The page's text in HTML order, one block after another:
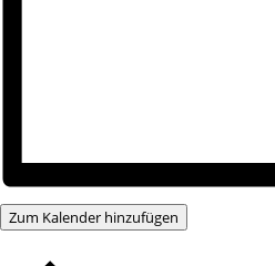
Zum Kalender hinzufügen